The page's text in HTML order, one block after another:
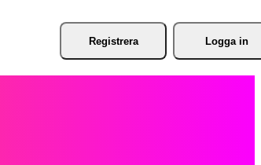
Registrera Logga in